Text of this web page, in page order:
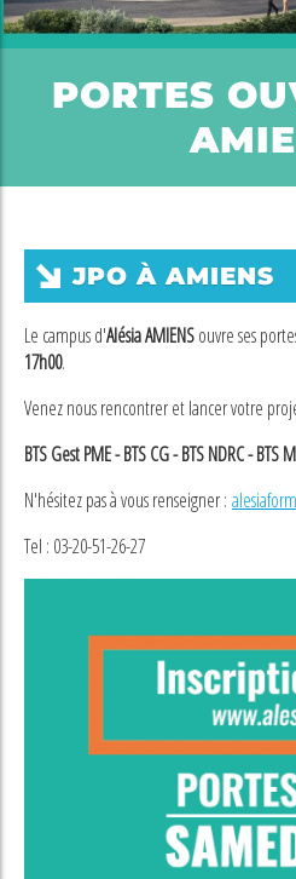
PORTES
JPO À AMIENS
Le campus d'Alésia AMIENSouvre ses
17h00.
Venez nous rencontrer et lancer votre
BTS Gest PME - BTS CG - BTS NDRC - BTS
N'hésitez pas à vous renseigner :
Tel : 03-20-51-26-27